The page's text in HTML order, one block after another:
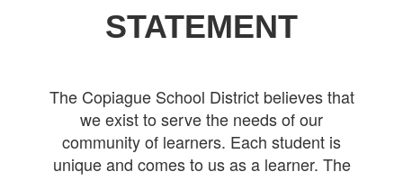
STATEMENT
The Copiague School District believes that
we exist to serve the needs of our
community of learners. Each student is
unique and comes to us as a learner. The